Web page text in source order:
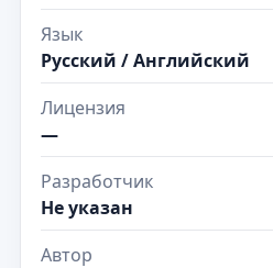
Язык
Русский / Английский
Лицензия
—
Разработчик
Не указан
Автор